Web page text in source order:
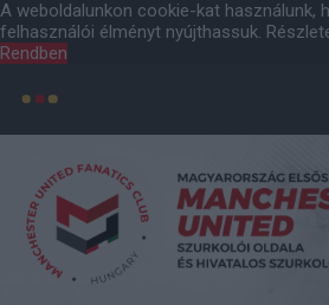
A weboldalunkon cookie-kat használunk,
felhasználói élményt nyújthassuk.
Rendben